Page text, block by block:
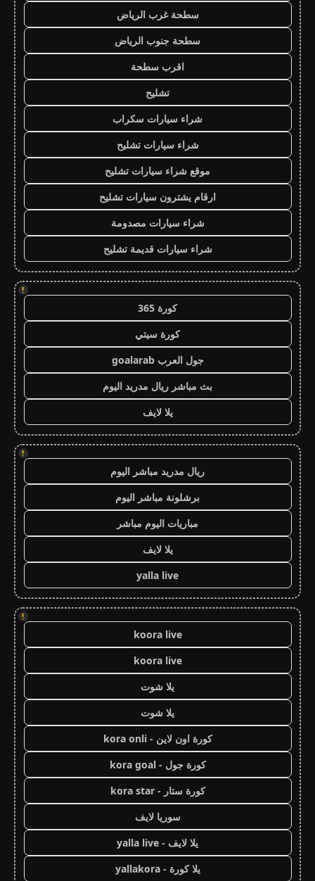
سطحة غرب الرياض
سطحة جنوب الرياض
اقرب سطحة
تشليح
شراء سيارات سكراب
شراء سيارات تشليح
موقع شراء سيارات تشليح
ارقام يشترون سيارات تشليح
شراء سيارات مصدومة
شراء سيارات قديمة تشليح
!
كورة 365
كورة سيتي
جول العرب goalarab
بث مباشر ريال مدريد اليوم
يلا لايف
!
ريال مدريد مباشر اليوم
برشلونة مباشر اليوم
مباريات اليوم مباشر
يلا لايف
yalla live
!
koora live
koora live
يلا شوت
يلا شوت
كورة اون لاين - kora onli
كورة جول - kora goal
كورة ستار - kora star
سوريا لايف
يلا لايف - yalla live
يلا كورة - yallakora